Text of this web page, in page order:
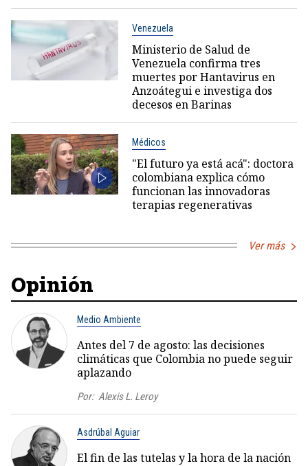
Venezuela
Ministerio de Salud de
Venezuela confirma tres
muertes por Hantavirus en
Anzoátegui e investiga dos
decesos en Barinas
Médicos
"El futuro ya está acá": doctora
colombiana explica cómo
funcionan las innovadoras
terapias regenerativas
Ver más
Opinión
Medio Ambiente
Antes del 7 de agosto: las decisiones
climáticas que Colombia no puede seguir
aplazando
Por: Alexis L. Leroy
Asdrúbal Aguiar
El fin de las tutelas y la hora de la nación